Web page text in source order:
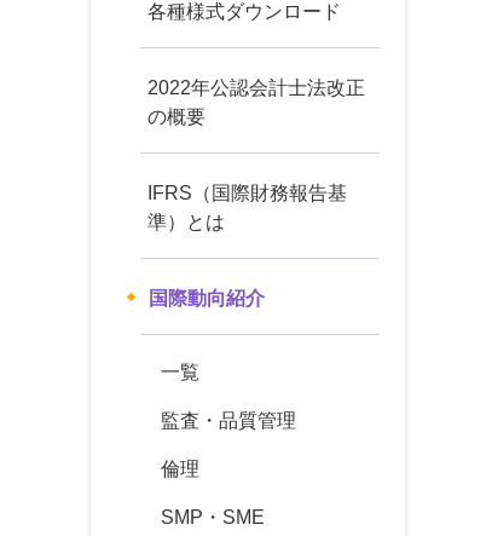
各種様式ダウンロード
2022年公認会計士法改正
の概要
IFRS（国際財務報告基
準）とは
国際動向紹介
一覧
監査・品質管理
倫理
SMP・SME